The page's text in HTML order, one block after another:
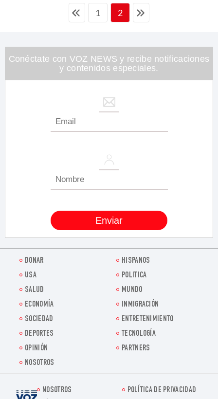
1 2
Conéctate con VOZ NEWS y recibe notificaciones
y contenidos especiales.
DONAR
HISPANOS
USA
POLITICA
SALUD
MUNDO
ECONOMÍA
INMIGRACIÓN
SOCIEDAD
ENTRETENIMIENTO
DEPORTES
TECNOLOGÍA
OPINIÓN
PARTNERS
NOSOTROS
Voz.us
NOSOTROS POLÍTICA DE PRIVACIDAD